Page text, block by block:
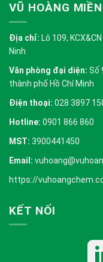
VŨ HOÀNG
Địa chỉ: Lô 109,
Ninh
Văn phòng đại diện: Số
thành phố Hồ Chí Minh
Điện thoại: 028 3897
Hotline: 0901 866 860
MST: 3900441450
Email:
https://
KẾT NỐI